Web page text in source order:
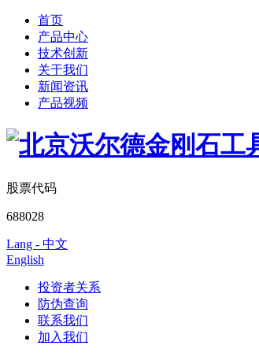
首页
产品中心
技术创新
关于我们
新闻资讯
产品视频
股票代码
688028
Lang - 中文
English
投资者关系
防伪查询
联系我们
加入我们